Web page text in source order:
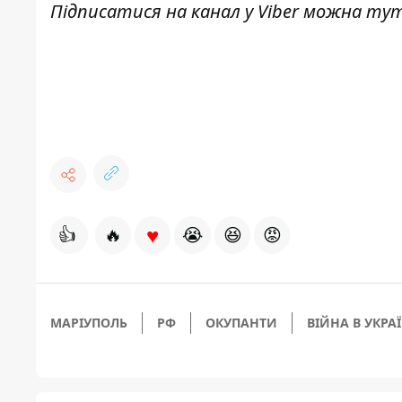
Підписатися на канал у Viber можна
👍 🔥 ♥ 😭 😆 😡
МАРІУПОЛЬ РФ ОКУПАНТИ ВІЙНА В